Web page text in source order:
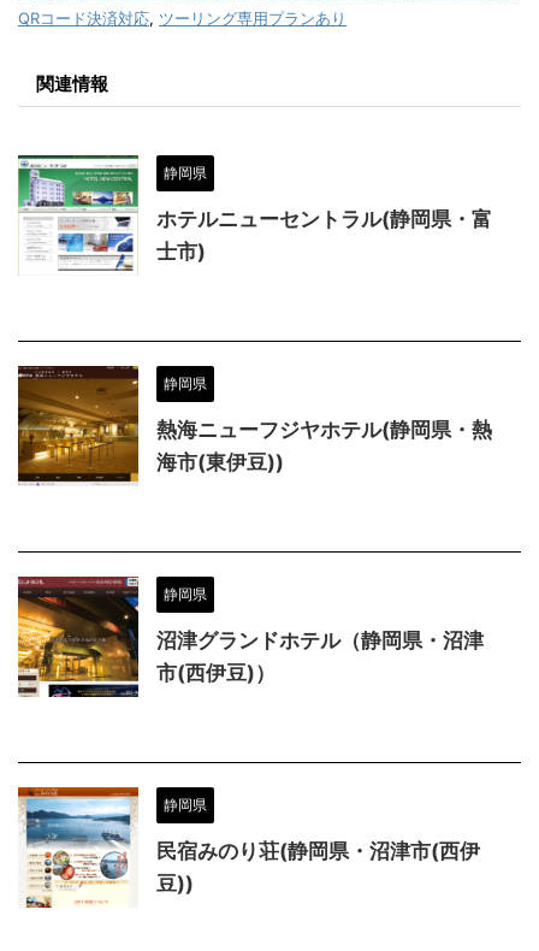
QRコード決済対応, ツーリング専用プランあり
関連情報
静岡県
ホテルニューセントラル(静岡県・富
士市)
静岡県
熱海ニューフジヤホテル(静岡県・熱
海市(東伊豆))
静岡県
沼津グランドホテル（静岡県・沼津
市(西伊豆)）
静岡県
民宿みのり荘(静岡県・沼津市(西伊
豆))